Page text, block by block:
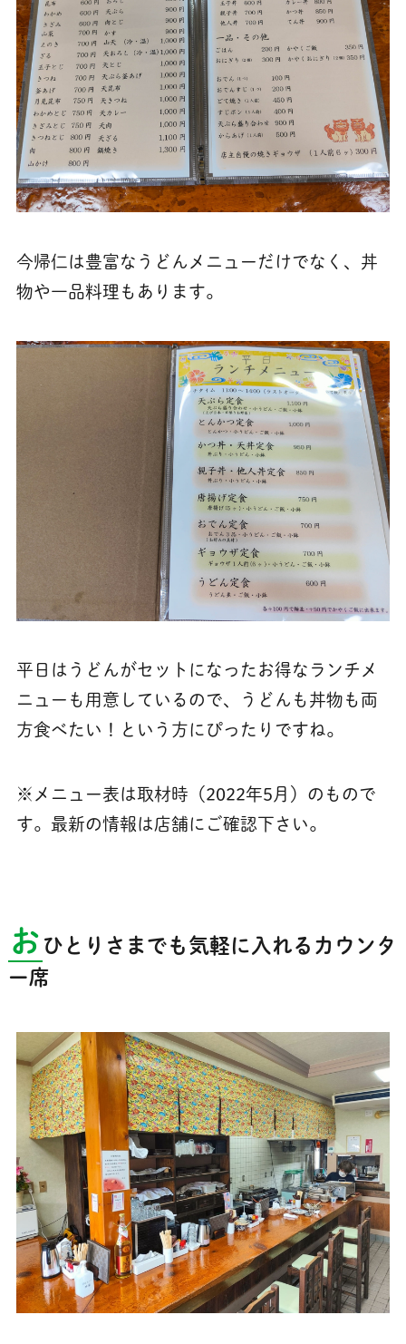
今帰仁は豊富なうどんメニューだけでなく、丼
物や一品料理もあります。
平日はうどんがセットになったお得なランチメ
ニューも用意しているので、うどんも丼物も両
方食べたい！という方にぴったりですね。
※メニュー表は取材時（2022年5月）のもので
す。最新の情報は店舗にご確認下さい。
お ひとりさまでも気軽に入れるカウンタ
ー席